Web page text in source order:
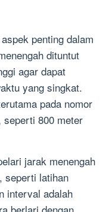
penting dalam
dituntut
agar dapat
yang singkat.
pada nomor
seperti 800 meter
jarak menengah
seperti latihan
interval adalah